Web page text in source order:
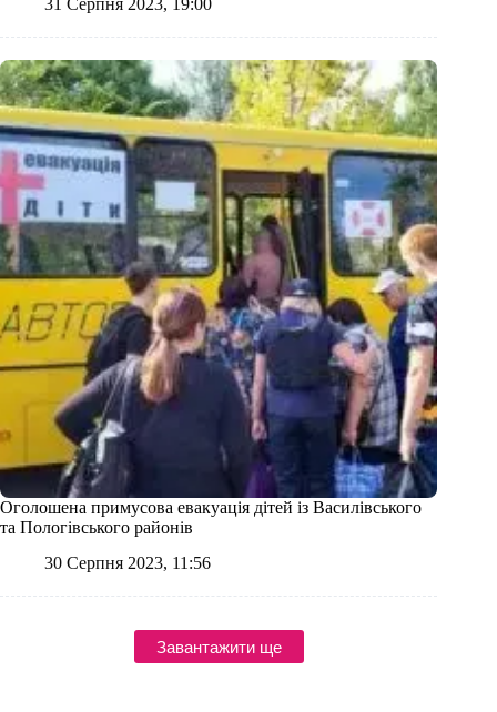
31 Серпня 2023, 19:00
Оголошена примусова евакуація дітей із Василівського
та Пологівського районів
30 Серпня 2023, 11:56
Завантажити ще